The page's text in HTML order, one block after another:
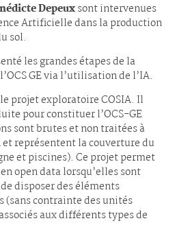
Depeuxsont intervenues
Artificielle dans la production
sol.
les grandes étapes de la
GE via l’utilisation de l’IA.
projet exploratoire COSIA. Il
pour constituer l’OCS-GE
sont brutes et non traitées à
et représentent la couverture du
et piscines). Ce projet permet
open data lorsqu’elles sont
disposer des éléments
contrainte des unités
aux différents types de